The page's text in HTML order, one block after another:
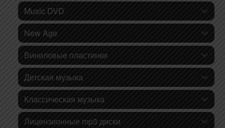
Music DVD
New Age
Виниловые пластинки
Детская музыка
Классическая музыка
Лицензионные mp3 диски